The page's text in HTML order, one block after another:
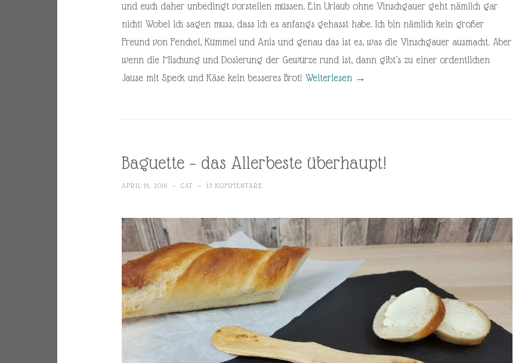
und euch daher unbedingt vorstellen müssen. Ein Urlaub ohne Vinschgauer geht nämlich gar
nicht! Wobei ich sagen muss, dass ich es anfangs gehasst habe. Ich bin nämlich kein großer
Freund von Fenchel, Kümmel und Anis und genau das ist es, was die Vinschgauer ausmacht. Aber
wenn die Mischung und Dosierung der Gewürze rund ist, dann gibt’s zu einer ordentlichen
Jause mit Speck und Käse kein besseres Brot! Weiterlesen →
Baguette – das Allerbeste überhaupt!
APRIL 16, 2016 ~ CAT ~ 13 KOMMENTARE